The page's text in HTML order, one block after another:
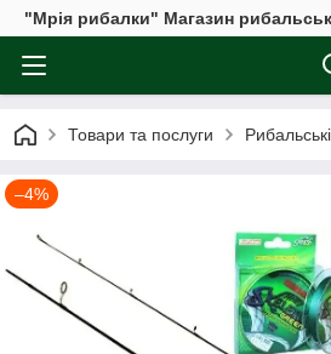
"Мрія рибалки" Магазин
Товари та послуги
–4%